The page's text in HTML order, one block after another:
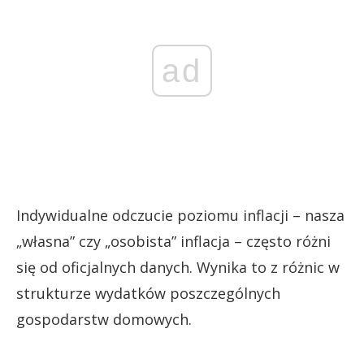
ad
Indywidualne odczucie poziomu inflacji – nasza
„własna” czy „osobista” inflacja – często różni
się od oficjalnych danych. Wynika to z różnic w
strukturze wydatków poszczególnych
gospodarstw domowych.